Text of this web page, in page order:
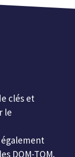
clés et
le
DOM-TOM.